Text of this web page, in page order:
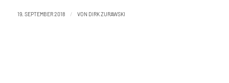
19. SEPTEMBER 2018 / VON DIRK ZURAWSKI